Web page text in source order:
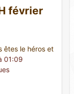
février
êtes le héros et
01:09